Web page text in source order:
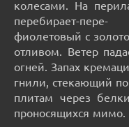
колесами. На
перебирает-
фиолетовый с
отливом. Ветер
огней. Запах
гнили, стекающий
плитам через
проносящихся